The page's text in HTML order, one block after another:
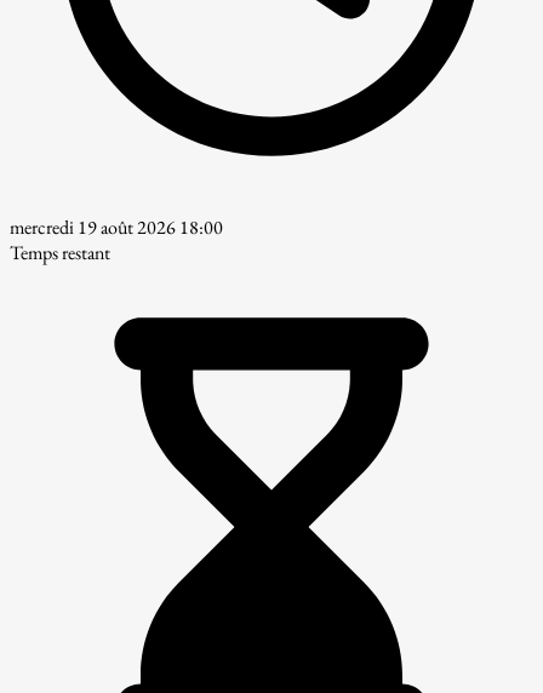
mercredi 19 août 2026 18:00
Temps restant